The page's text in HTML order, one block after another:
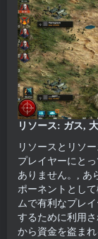
リソース: ガス,
リソースとリソ
プレイヤーにと
ありません。, あ
ポーネントとし
ムで有利なプレ
するために利用
から資金を盗ま